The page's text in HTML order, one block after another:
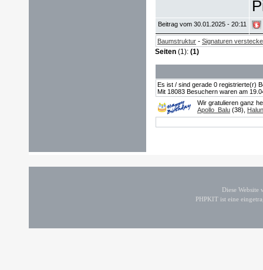
Beitrag vom 30.01.2025 - 20:11
Baumstruktur - Signaturen
Seiten (1): (1)
Es ist / sind gerade 0 registrierte(r)
Mit 18083 Besuchern waren am
Wir gratulieren ganz
Apollo_Balu (38),
Diese
PHPKIT ist eine